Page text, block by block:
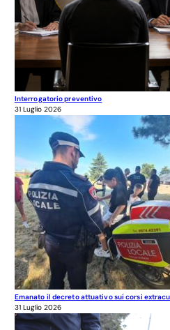
Interrogatorio preventivo
31 Luglio 2026
Emanato il decreto attuativo sui corsi
31 Luglio 2026